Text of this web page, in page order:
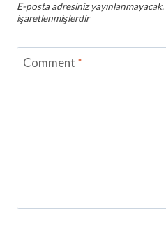
E-posta adresiniz yayınlanmayacak.
işaretlenmişlerdir
Comment *